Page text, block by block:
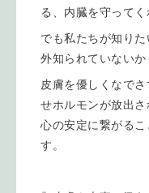
る、内臓を守ってく
でも私たちが知り
外知られていないか
皮膚を優しくなで
せホルモンが放出
心の安定に繋がる
す。